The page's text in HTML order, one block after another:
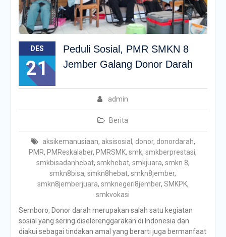
DES
21
Peduli Sosial, PMR SMKN 8
Jember Galang Donor Darah
admin
Berita
aksikemanusiaan, aksisosial , donor, donordarah,
PMR, PMReskalaber, PMRSMK,smk,smkberprestasi,
smkbisadanhebat, smkhebat, smkjuara, smkn 8,
smkn8bisa,smkn8hebat,smkn8jember,
smkn8jemberjuara, smknegeri8jember, SMKPK,
smkvokasi
Semboro, Donor darah merupakan salah satu kegiatan
sosial yang sering diselerenggarakan di Indonesia dan
diakui sebagai tindakan amal yang berarti juga bermanfaat